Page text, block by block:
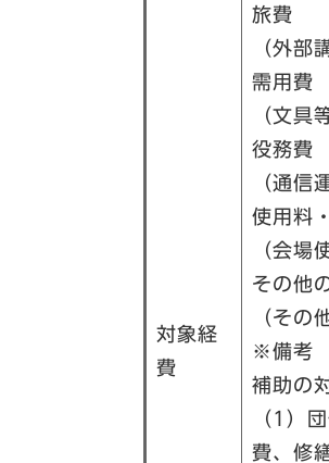
対象経
費
旅費
（外部
需用費
（文具
役務費
（通信
使用料
（会場
その他
（その
※備考
補助の
（1）
費、修